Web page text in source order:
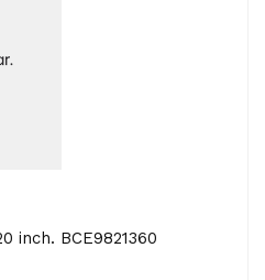
inch. BCE9821360